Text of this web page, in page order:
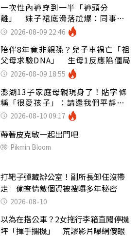
一次性內褲穿到一半「褲頭分
離」 妹子裙底滑落尬爆：同事全
看光2026-08-09 22:46
陪伴8年竟非親孫？兒子車禍亡「祖
父母求驗DNA」 生母1反應陷僵局
2026-08-09 18:55
澎湖13子家庭母親現身了！貼字條
稱「很愛孩子」：請還我們平靜生
活 2026-08-10 09:17
帶著皮克敏一起出門吧
Pikmin Bloom
打靶子彈藏辦公室！副所長卸任沒帶
走 偷查情敵個資被搜曝多年秘密
2026-08-10
以為在搭公車？2女拖行李箱直闖停機
坪「揮手攔機」 荒謬影片曝網傻眼